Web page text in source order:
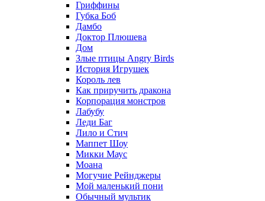
Гриффины
Губка Боб
Дамбо
Доктор Плюшева
Дом
Злые птицы Angry Birds
История Игрушек
Король лев
Как приручить дракона
Корпорация монстров
Лабубу
Леди Баг
Лило и Стич
Маппет Шоу
Микки Маус
Моана
Могучие Рейнджеры
Мой маленький пони
Обычный мультик